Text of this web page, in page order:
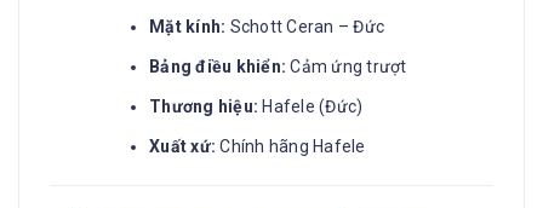
Mặt kính: Schott Ceran – Đức
Bảng điều khiển: Cảm ứng trượt
Thương hiệu: Hafele (Đức)
Xuất xứ: Chính hãng Hafele